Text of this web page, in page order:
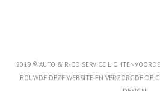
2019 ® AUTO & R-CO SERVICE
BOUWDE DEZE WEBSITE EN VERZORGDE DE